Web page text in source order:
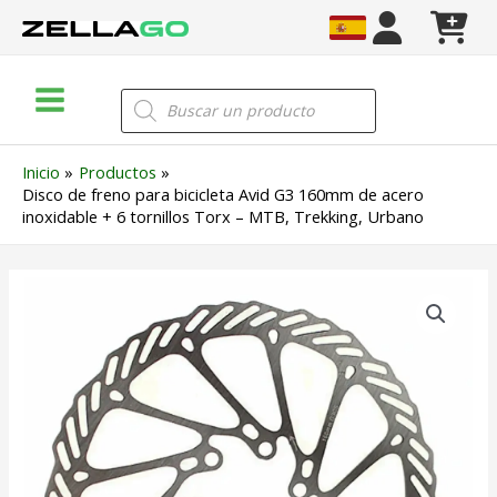
Menu
Búsqueda
de
productos
Inicio
Productos
Disco de freno para bicicleta Avid G3 160mm de acero
inoxidable + 6 tornillos Torx – MTB, Trekking, Urbano
bicicleta
160mm